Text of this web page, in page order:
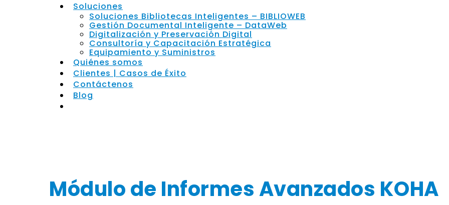
Soluciones
Soluciones Bibliotecas Inteligentes – BIBLIOWEB
Gestión Documental Inteligente – DataWeb
Digitalización y Preservación Digital
Consultoría y Capacitación Estratégica
Equipamiento y Suministros
Quiénes somos
Clientes | Casos de Éxito
Contáctenos
Blog
Módulo de Informes Avanzados KOHA